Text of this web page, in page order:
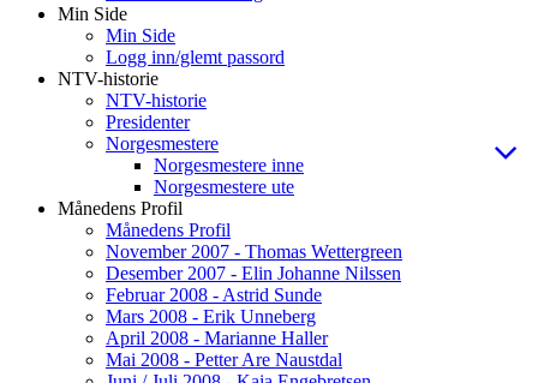
Min Side
Min Side
Logg inn/glemt passord
NTV-historie
NTV-historie
Presidenter
Norgesmestere
Norgesmestere inne
Norgesmestere ute
Månedens Profil
Månedens Profil
November 2007 - Thomas Wettergreen
Desember 2007 - Elin Johanne Nilssen
Februar 2008 - Astrid Sunde
Mars 2008 - Erik Unneberg
April 2008 - Marianne Haller
Mai 2008 - Petter Are Naustdal